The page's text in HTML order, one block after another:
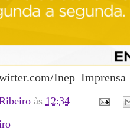
Inep_Imprensa
às 12:34